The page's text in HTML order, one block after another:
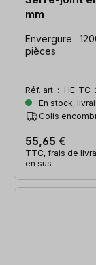
mm
Envergure :
pièces
Réf. art. : HE-TC-
En stock,
Colis
55,65 €
TTC, frais de
en sus